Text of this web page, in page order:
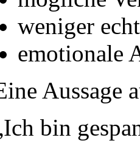
weniger
emotionale
Aussage
bin